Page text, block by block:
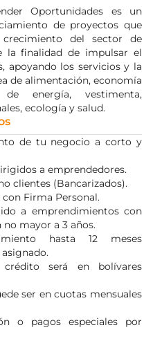
Oportunidades es un
de proyectos que
del sector de
la finalidad de impulsar el
apoyando los servicios y la
de alimentación, economía
energía, vestimenta,
ecología y salud.
de tu negocio a corto y
a emprendedores.
clientes (Bancarizados).
con Firma Personal.
a emprendimientos con
mayor a 3 años.
hasta 12 meses
será en bolívares
ser en cuotas mensuales
o pagos especiales por